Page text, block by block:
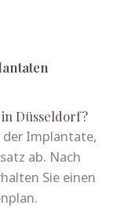
Düsseldorf?
der Implantate,
ab. Nach
Sie einen